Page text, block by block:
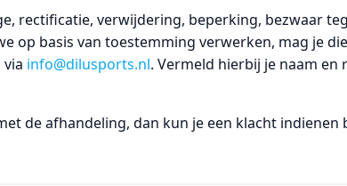
rectificatie, verwijdering, beperking, bezwaar
op basis van toestemming verwerken, mag je
info@dilusports.nl. Vermeld hierbij je naam en
de afhandeling, dan kun je een klacht indienen